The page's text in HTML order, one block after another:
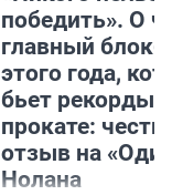
победить». О
главный
этого года,
бьет рекорды в
прокате:
отзыв на
Нолана